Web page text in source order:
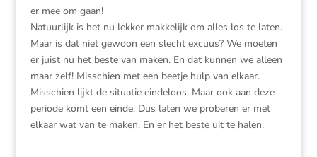
er mee om gaan!
Natuurlijk is het nu lekker makkelijk om alles los te laten.
Maar is dat niet gewoon een slecht excuus? We moeten
er juist nu het beste van maken. En dat kunnen we alleen
maar zelf! Misschien met een beetje hulp van elkaar.
Misschien lijkt de situatie eindeloos. Maar ook aan deze
periode komt een einde. Dus laten we proberen er met
elkaar wat van te maken. En er het beste uit te halen.